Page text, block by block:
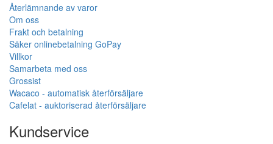
Återlämnande av varor
Om oss
Frakt och betalning
Säker onlinebetalning GoPay
Villkor
Samarbeta med oss
Grossist
Wacaco - automatisk återförsäljare
Cafelat - auktoriserad återförsäljare
Kundservice